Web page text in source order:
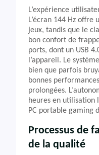
L’expérience
L’écran 144 Hz
jeux, tandis que le
bon confort de
ports, dont un USB
l’appareil. Le
bien que parfois
bonnes
prolongées.
heures en utilisation
PC portable gaming
Processus de
de la qualité